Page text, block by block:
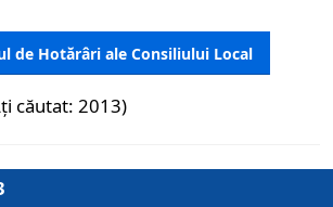
de Hotărâri ale Consiliului Local
căutat: 2013)